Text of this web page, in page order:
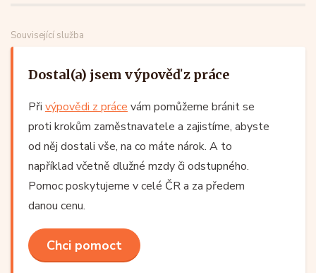
Související služba
Dostal(a) jsem výpověď z práce
Při výpovědi z práce vám pomůžeme bránit se
proti krokům zaměstnavatele a zajistíme, abyste
od něj dostali vše, na co máte nárok. A to
například včetně dlužné mzdy či odstupného.
Pomoc poskytujeme v celé ČR a za předem
danou cenu.
Chci pomoct